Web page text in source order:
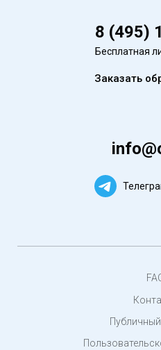
8 (495)
Бесплатная
Заказать